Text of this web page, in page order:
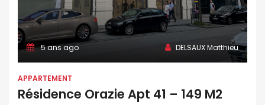
5 ans ago DELSAUX Matthieu
APPARTEMENT
Résidence Orazie Apt 41 – 149 M2